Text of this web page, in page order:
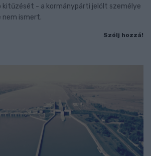
kitűzését - a kormánypárti jelölt személye
nem ismert.
Szólj hozzá!